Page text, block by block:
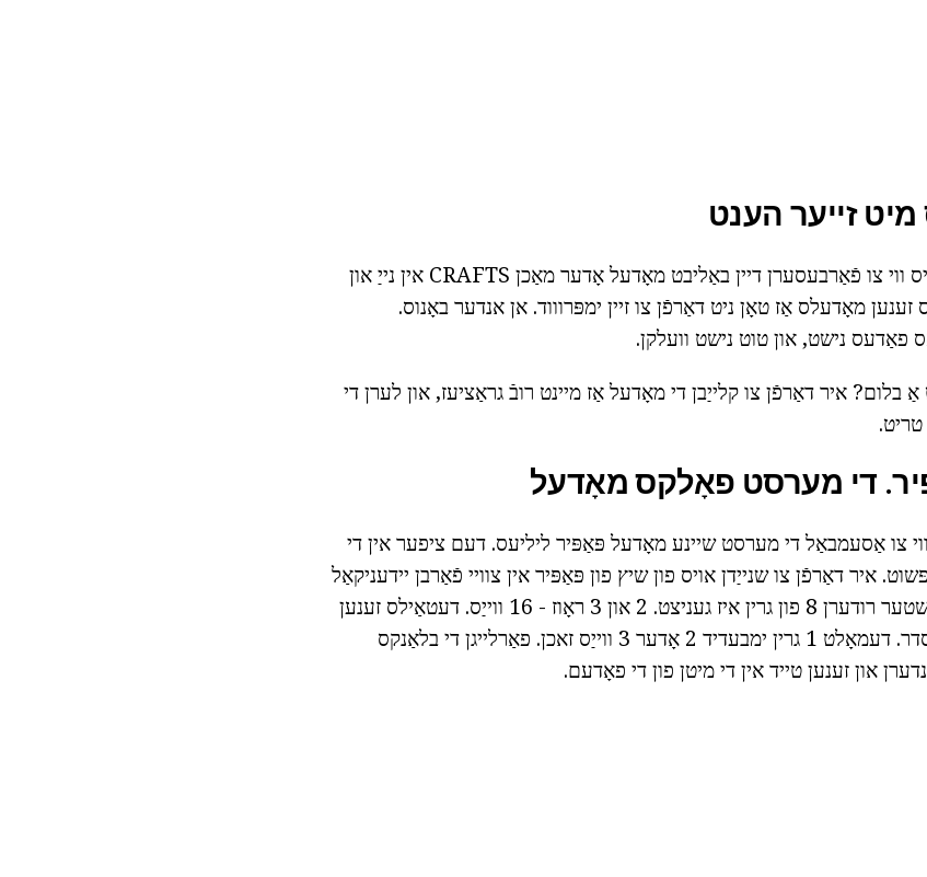
זייער הענט
אַלעמען קענען רעכענען אויס ווי צו פֿאַרבעסערן דיין באַליבט מאָדעל אָדער מאַכן CRAFTS אין נייַ און
מאָדעלס אַז טאָן ניט דאַרפֿן צו זיין ימפּרוווד. אן אנדער באָנוס.
פאַדעס נישט, און טוט נישט וועלקן.
אַ בלום? איר דאַרפֿן צו קלייַבן די מאָדעל אַז מיינט רובֿ גראַציעז, און לערן די
די מערסט פאָלקס מאָדעל
ווי צו אַסעמבאַל די מערסט שיינע מאָדעל פּאַפּיר ליליעס. דעם ציפער אין די
איר דאַרפֿן צו שנייַדן אויס פון שיץ פון פּאַפּיר אין צוויי פֿאַרבן יידעניקאַל
רעקטאַנגגאַלז. פֿאַר דער ערשטער רודערן 8 פון גרין איז געניצט. 2 און 3 ראָוז - 16 ווייַס. דעטאַילס זענען
צוגעגעבן אין אַ ספּעציפיש סדר. דעמאָלט 1 גרין ימבעדיד 2 אָדער 3 ווייַס זאכן. פאַרלייגן די בלאַנקס
און זענען טייד אין די מיטן פון די פאָדעם.